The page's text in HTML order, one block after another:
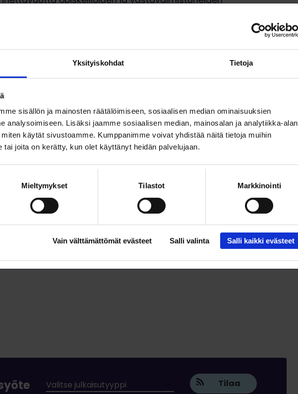
Yksityiskohdat Tietoja
sisällön ja mainosten räätälöimiseen, sosiaalisen median ominaisuuksien
analysoimiseen. Lisäksi jaamme sosiaalisen median, mainosalan ja analytiikka-alan
käytät sivustoamme. Kumppanimme voivat yhdistää näitä tietoja muihin
tai joita on kerätty, kun olet käyttänyt heidän palvelujaan.
Mieltymykset Tilastot Markkinointi
Vain välttämättömät evästeet Salli valinta Salli kaikki evästeet
kaksi varapuheenjohtajaa sekä neljä jäsentä
Lataa artikkeli
(pdf)
Tilaa